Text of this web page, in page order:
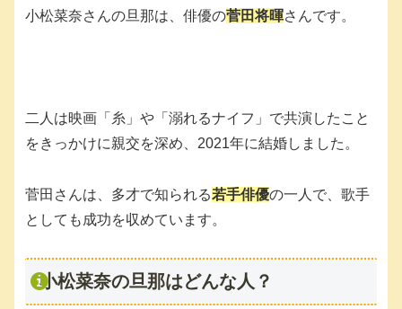
小松菜奈さんの旦那は、俳優の菅田将暉さんです。
二人は映画「糸」や「溺れるナイフ」で共演したこと
をきっかけに親交を深め、2021年に結婚しました。
菅田さんは、多才で知られる若手俳優の一人で、歌手
としても成功を収めています。
小松菜奈の旦那はどんな人？